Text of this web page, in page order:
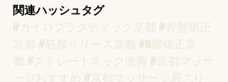
関連ハッシュタグ
#カイロプラクティック京都 #骨盤矯正
京都 #筋膜リリース京都 #o脚矯正京
都 #ストレートネック改善 #京都マッサ
ージおすすめ #京都マッサージ肩こり